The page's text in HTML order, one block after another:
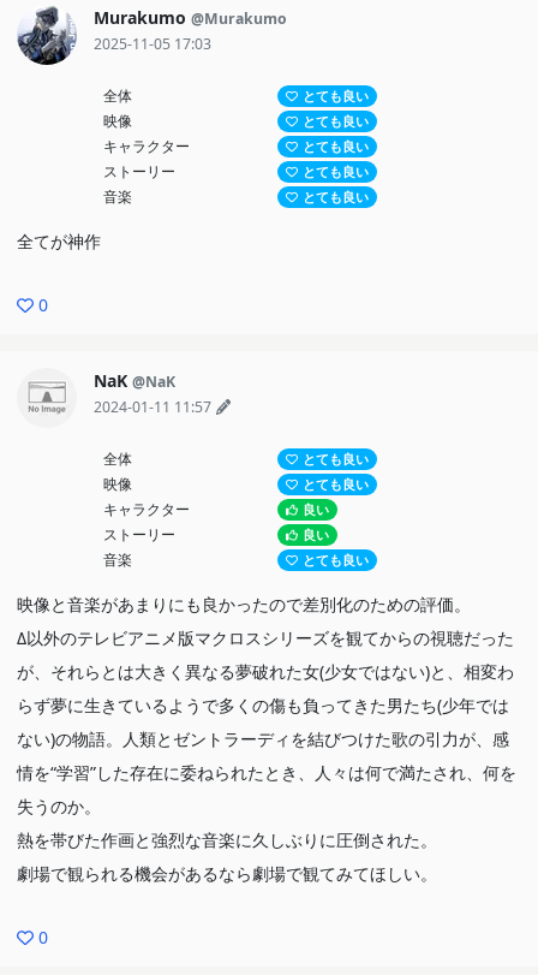
Murakumo @Murakumo
2025-11-05 17:03
全体 とても良い
映像 とても良い
キャラクター とても良い
ストーリー とても良い
音楽 とても良い
全てが神作
0
NaK @NaK
2024-01-11 11:57
全体 とても良い
映像 とても良い
キャラクター 良い
ストーリー 良い
音楽 とても良い
映像と音楽があまりにも良かったので差別化のための評価。
Δ以外のテレビアニメ版マクロスシリーズを観てからの視聴だった
が、それらとは大きく異なる夢破れた女(少女ではない)と、相変わ
らず夢に生きているようで多くの傷も負ってきた男たち(少年では
ない)の物語。人類とゼントラーディを結びつけた歌の引力が、感
情を“学習”した存在に委ねられたとき、人々は何で満たされ、何を
失うのか。
熱を帯びた作画と強烈な音楽に久しぶりに圧倒された。
劇場で観られる機会があるなら劇場で観てみてほしい。
0